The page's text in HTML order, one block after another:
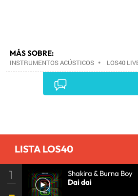
MÁS SOBRE:
INSTRUMENTOS ACÚSTICOS • LOS40
CONCIERTOS•LOS40•EVENTOS
•AGENDA CULTURAL
•PRISA MEDIA•MÚSICA•
COMUNICACIÓN•COMUNICACIÓN•
LISTA LOS40
1
Shakira & Burna Boy
Dai dai